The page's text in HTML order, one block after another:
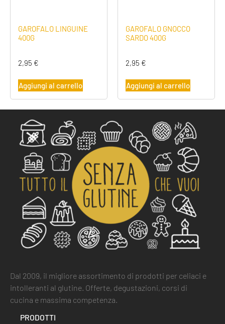
GAROFALO LINGUINE
400G
2,95 €
Aggiungi al carrello
GAROFALO GNOCCO
SARDO 400G
2,95 €
Aggiungi al carrello
Dal 2009, il migliore assortimento di prodotti per celiaci e
intolleranti al glutine. Offerte, degustazioni, corsi di
cucina e massima competenza.
PRODOTTI